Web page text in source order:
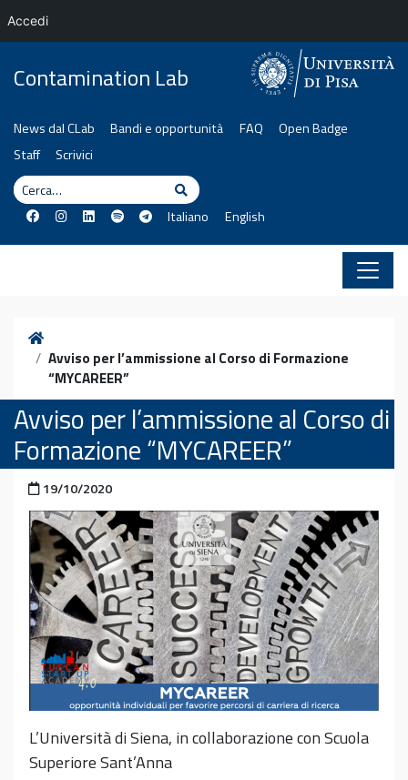
Contamination Lab
News dal CLab Bandi e opportunità FAQ
Open Badge
Staff
Scrivici
Cerca
Cerca
Italiano English
Home
Avviso per l’ammissione al Corso di Formazione
“MYCAREER”
Avviso per l’ammissione al Corso di
Formazione “MYCAREER”
Pubblicato il
19/10/2020
L’Università di Siena, in collaborazione con Scuola
Superiore Sant’Anna
Accedi